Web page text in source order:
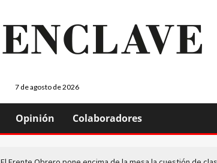
7 de agosto de 2026
Opinión Colaboradores